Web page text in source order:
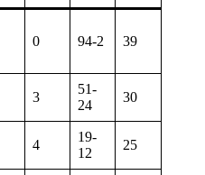
0 94-2 39
3
51-
24
30
4
19-
12
25